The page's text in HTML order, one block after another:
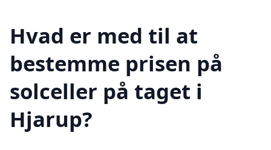
Hvad er med til at
bestemme prisen på
solceller på taget i
Hjarup?